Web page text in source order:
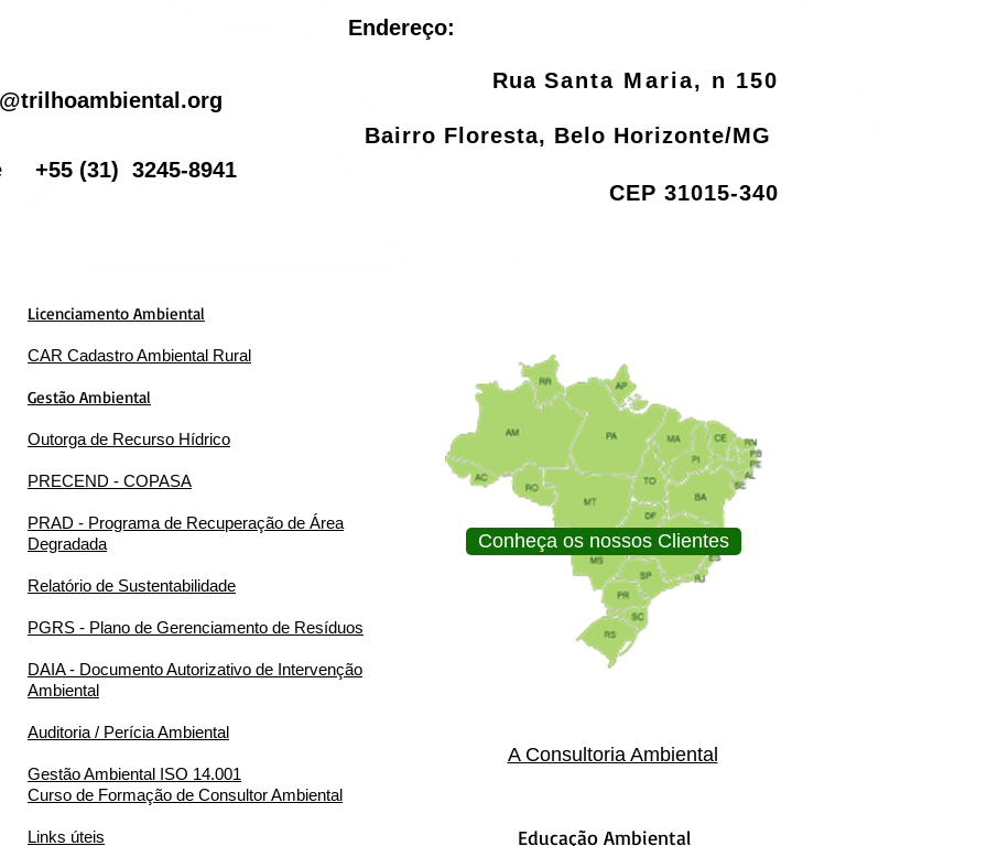
+55 (31) 3245-8941
Endereço:
RuaSanta Maria, n 150
Bairro Floresta, Belo Horizonte/MG
CEP 31015-340
Licenciamento Ambiental
CAR Cadastro Ambiental Rural
Gestão Ambiental
Outorga de Recurso Hídrico
PRECEND - COPASA
PRAD - Programa de Recuperação de Área
Degradada
Relatório de Sustentabilidade
PGRS - Plano de Gerenciamento de Resíduos
DAIA - Documento Autorizativo de Intervenção
Ambiental
Auditoria / Perícia Ambiental
Gestão Ambiental ISO 14.001
Curso de Formação de Consultor Ambiental
Links úteis
Conheça os nossos Clientes
A Consultoria Ambiental
Educação Ambiental